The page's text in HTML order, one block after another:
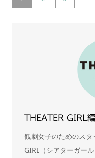
THEATER GIRL
観劇女子のためのスタ
GIRL（シアターガー